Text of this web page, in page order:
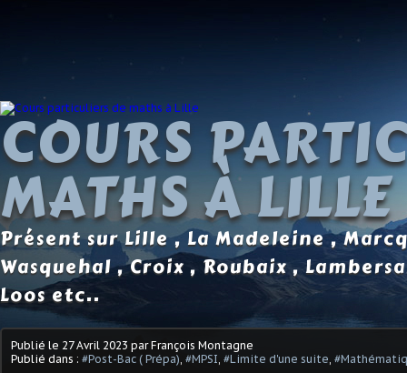
COURS
MATHS À LILLE
Présent sur Lille , La Madeleine ,
Wasquehal , Croix , Roubaix ,
Loos etc..
Publié le 27 Avril 2023 par François Montagne
Publié dans : #Post-Bac ( Prépa) #MPSI #Limite d'une suite